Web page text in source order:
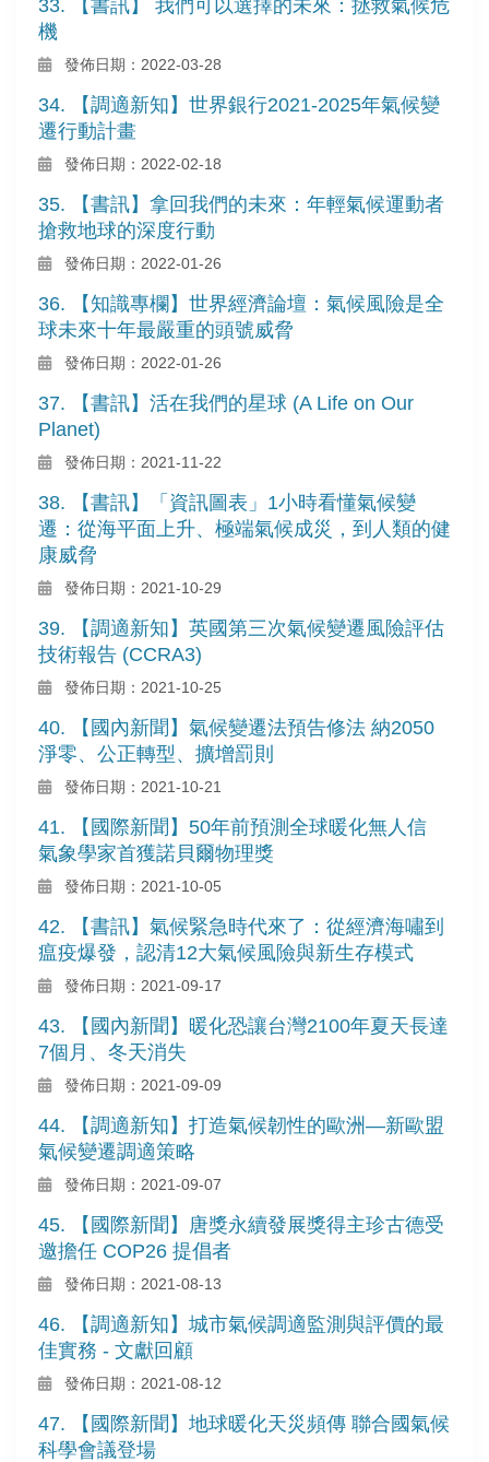
33. 【書訊】 我們可以選擇的未來：拯救氣候危
機
發佈日期：2022-03-28
34. 【調適新知】世界銀行2021-2025年氣候變
遷行動計畫
發佈日期：2022-02-18
35. 【書訊】拿回我們的未來：年輕氣候運動者
搶救地球的深度行動
發佈日期：2022-01-26
36. 【知識專欄】世界經濟論壇：氣候風險是全
球未來十年最嚴重的頭號威脅
發佈日期：2022-01-26
37. 【書訊】活在我們的星球 (A Life on Our
Planet)
發佈日期：2021-11-22
38. 【書訊】「資訊圖表」1小時看懂氣候變
遷：從海平面上升、極端氣候成災，到人類的健
康威脅
發佈日期：2021-10-29
39. 【調適新知】英國第三次氣候變遷風險評估
技術報告 (CCRA3)
發佈日期：2021-10-25
40. 【國內新聞】氣候變遷法預告修法 納2050
淨零、公正轉型、擴增罰則
發佈日期：2021-10-21
41. 【國際新聞】50年前預測全球暖化無人信
氣象學家首獲諾貝爾物理獎
發佈日期：2021-10-05
42. 【書訊】氣候緊急時代來了：從經濟海嘯到
瘟疫爆發，認清12大氣候風險與新生存模式
發佈日期：2021-09-17
43. 【國內新聞】暖化恐讓台灣2100年夏天長達
7個月、冬天消失
發佈日期：2021-09-09
44. 【調適新知】打造氣候韌性的歐洲—新歐盟
氣候變遷調適策略
發佈日期：2021-09-07
45. 【國際新聞】唐獎永續發展獎得主珍古德受
邀擔任 COP26 提倡者
發佈日期：2021-08-13
46. 【調適新知】城市氣候調適監測與評價的最
佳實務 - 文獻回顧
發佈日期：2021-08-12
47. 【國際新聞】地球暖化天災頻傳 聯合國氣候
科學會議登場